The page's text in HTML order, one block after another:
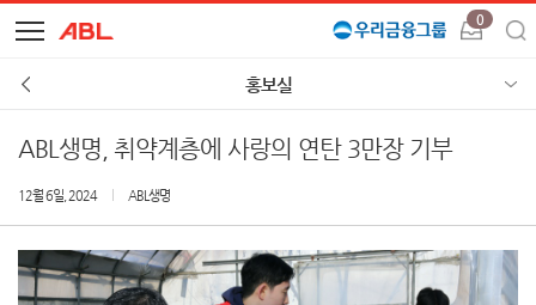
0
홍보실
ABL생명, 취약계층에 사랑의 연탄 3만장 기부
12월 6일, 2024 ABL생명